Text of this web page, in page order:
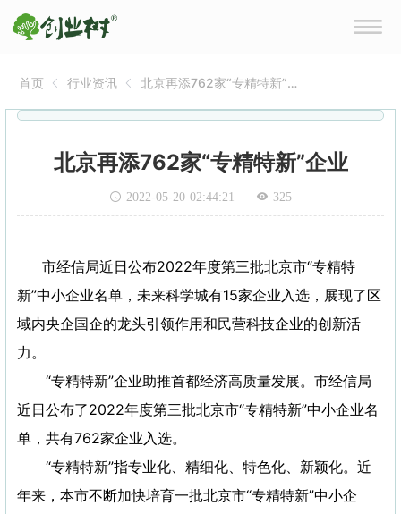
首页 行业资讯
北京再添762家“专精特新”企
北京再添762家“专精特新”企业
2022-05-20 02:44:21 325
市经信局近日公布2022年度第三批北京市“专精特
新”中小企业名单，未来科学城有15家企业入选，展现了区
域内央企国企的龙头引领作用和民营科技企业的创新活
力。
“专精特新”企业助推首都经济高质量发展。市经信局
近日公布了2022年度第三批北京市“专精特新”中小企业名
单，共有762家企业入选。
“专精特新”指专业化、精细化、特色化、新颖化。近
年来，本市不断加快培育一批北京市“专精特新”中小企